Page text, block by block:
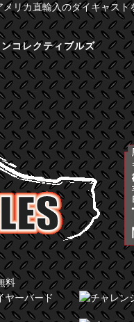
リカ直輸入のダイキャス
コレクティブルズ